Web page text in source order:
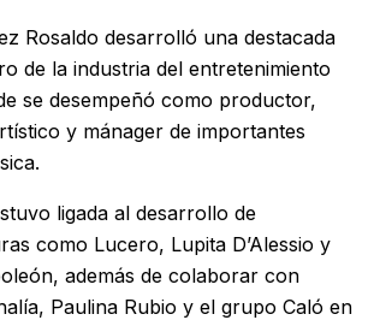
Rosaldo desarrolló una destacada
de la industria del entretenimiento
se desempeñó como productor,
y mánager de importantes
ligada al desarrollo de
como Lucero, Lupita D’Alessio y
además de colaborar con
Paulina Rubio y el grupo Caló en